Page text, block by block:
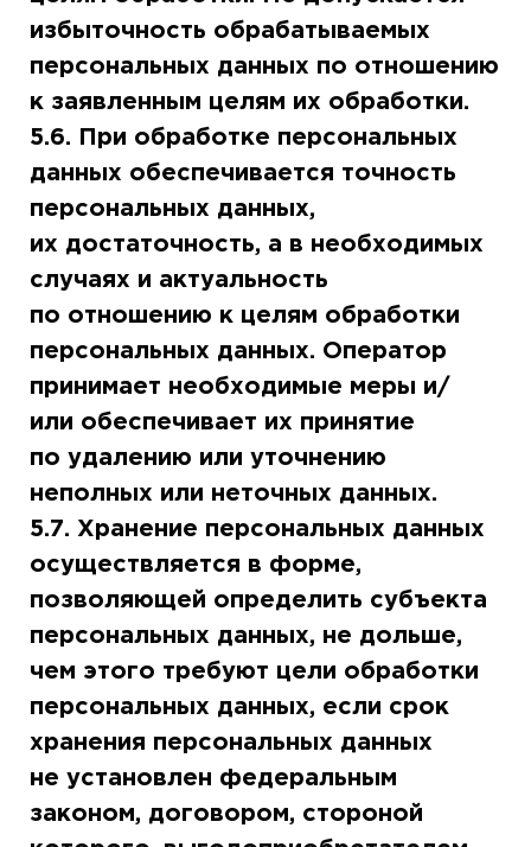
избыточность обрабатываемых
персональных данных по отношению
к заявленным целям их обработки.
5.6. При обработке персональных
данных обеспечивается точность
персональных данных,
их достаточность, а в необходимых
случаях и актуальность
по отношению к целям обработки
персональных данных. Оператор
принимает необходимые меры и/
или обеспечивает их принятие
по удалению или уточнению
неполных или неточных данных.
5.7. Хранение персональных данных
осуществляется в форме,
позволяющей определить субъекта
персональных данных, не дольше,
чем этого требуют цели обработки
персональных данных, если срок
хранения персональных данных
не установлен федеральным
законом, договором, стороной